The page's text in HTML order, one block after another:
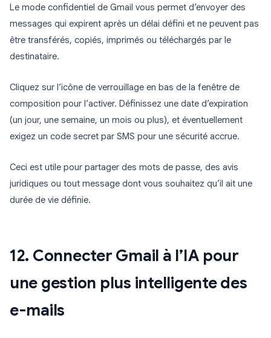
Le mode confidentiel de Gmail vous permet d’envoyer des
messages qui expirent après un délai défini et ne peuvent pas
être transférés, copiés, imprimés ou téléchargés par le
destinataire.
Cliquez sur l’icône de verrouillage en bas de la fenêtre de
composition pour l’activer. Définissez une date d’expiration
(un jour, une semaine, un mois ou plus), et éventuellement
exigez un code secret par SMS pour une sécurité accrue.
Ceci est utile pour partager des mots de passe, des avis
juridiques ou tout message dont vous souhaitez qu’il ait une
durée de vie définie.
12. Connecter Gmail à l’IA pour
une gestion plus intelligente des
e-mails